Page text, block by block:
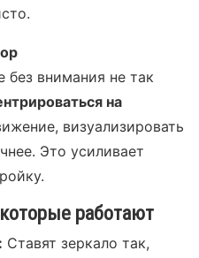
без внимания не так
на
визуализировать
Это усиливает
работают
Ставят зеркало так,